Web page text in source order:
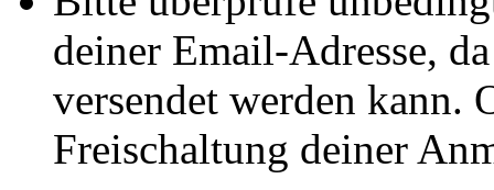
deiner Email-Adresse,
versendet werden kann.
Freischaltung deiner